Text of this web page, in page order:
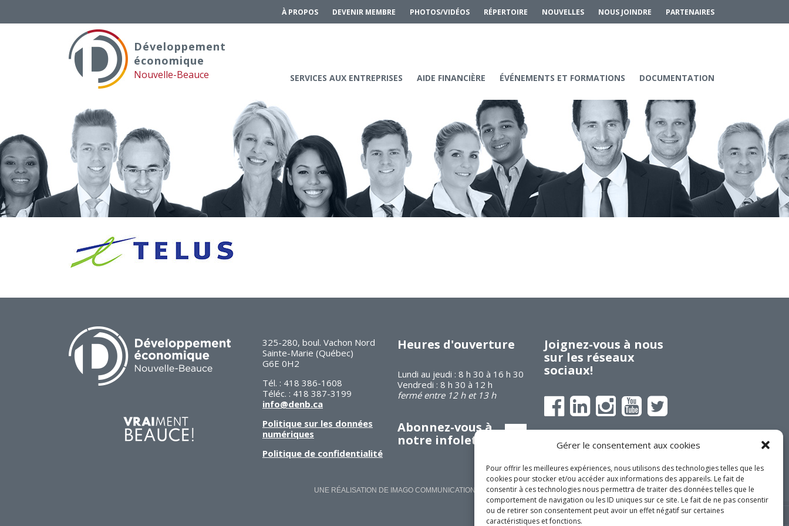
Gérer le consentement aux cookies
Pour offrir les meilleures expériences, nous utilisons des technologies telles que les
cookies pour stocker et/ou accéder aux informations des appareils. Le fait de
consentir à ces technologies nous permettra de traiter des données telles que le
comportement de navigation ou les ID uniques sur ce site. Le fait de ne pas consentir
ou de retirer son consentement peut avoir un effet négatif sur certaines
caractéristiques et fonctions.
Services-conseils – croissance
Zones et parcs industriels
TARIFS AMÉRICAINS
Aide financière
Créavenir
Fonds locaux d’investissement et
de solidarité
Futurpreneur
À PROPOS DEVENIR MEMBRE PHOTOS/VIDÉOS RÉPERTOIRE NOUVELLES NOUS JOINDRE PARTENAIRES
Développement
économique
Nouvelle-Beauce SERVICES AUX ENTREPRISES AIDE FINANCIÈRE ÉVÉNEMENTS ET FORMATIONS DOCUMENTATION
325-280, boul. Vachon Nord
Sainte-Marie (Québec)
G6E 0H2
Tél. : 418 386-1608
Téléc. : 418 387-3199
info@denb.ca
Politique sur les données
numériques
Politique de confidentialité
Heures d'ouverture
Lundi au jeudi : 8 h 30 à 16 h 30
Vendredi : 8 h 30 à 12 h
fermé entre 12 h et 13 h
Abonnez-vous à
notre infolettre
Joignez-vous à nous
sur les réseaux
sociaux!
DEVENEZ MEMBRE
UNE RÉALISATION DE IMAGOCOMMUNICATION